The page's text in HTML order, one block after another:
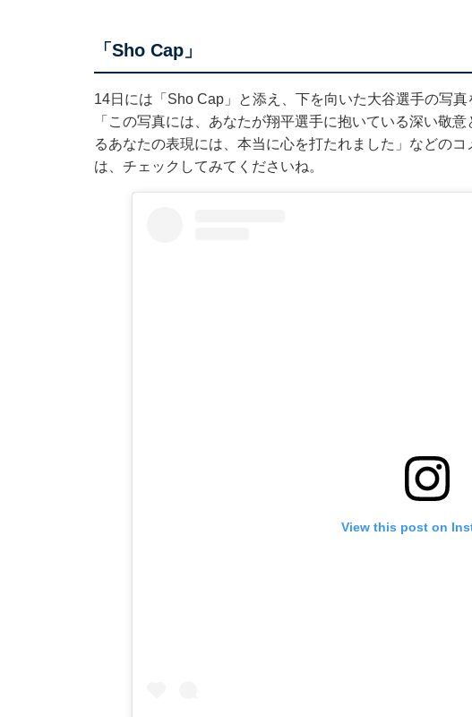
「Sho Cap」
14日には「Sho Cap」と添え、下を向いた大谷選手の写
「この写真には、あなたが翔平選手に抱いている深い敬
るあなたの表現には、本当に心を打たれました」などの
は、チェックしてみてくださいね。
View this post on